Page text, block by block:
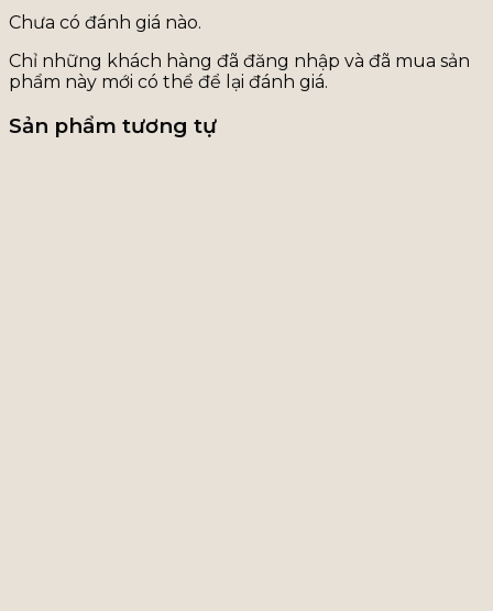
Chưa có đánh giá nào.
Chỉ những khách hàng đã đăng nhập và đã mua sản
phẩm này mới có thể để lại đánh giá.
Sản phẩm tương tự